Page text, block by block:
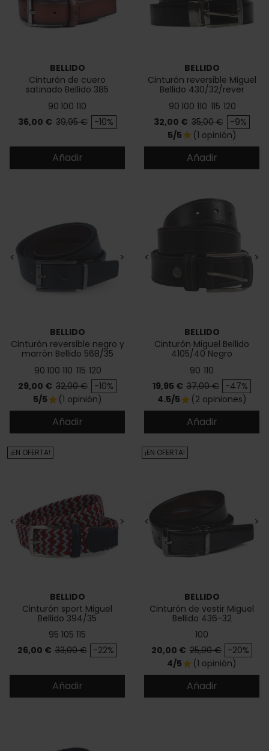
BELLIDO
Cinturón de cuero
satinado Bellido 385
90 100 110
Precio
36,00 € Precio base
39,95 € -10%
Añadir
BELLIDO
Cinturón reversible Miguel
Bellido 430/32/rever
90 100 110 115 120
Precio
32,00 € Precio base
35,00 € -9%
5/5star (1 opinión)
Añadir
< >
BELLIDO
Cinturón reversible negro y
marrón Bellido 568/35
90 100 110 115 120
Precio
29,00 € Precio base
32,00 € -10%
5/5star (1 opinión)
Añadir
< >
BELLIDO
Cinturón Miguel Bellido
4105/40 Negro
90 110
Precio
19,95 € Precio base
37,00 € -47%
4.5/5star (2 opiniones)
Añadir
< >
BELLIDO
Cinturón sport Miguel
Bellido 394/35
95 105 115
Precio
26,00 € Precio base
33,00 € -22%
¡EN OFERTA!
Añadir
< >
BELLIDO
Cinturón de vestir Miguel
Bellido 436-32
100
Precio
20,00 € Precio base
25,00 € -20%
¡EN OFERTA!
4/5star (1 opinión)
Añadir